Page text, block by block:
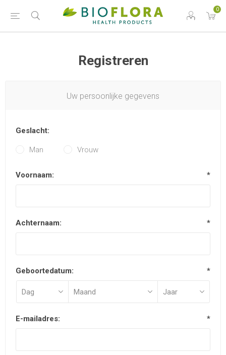
0
Registreren
Uw persoonlijke gegevens
Geslacht:
Man Vrouw
Voornaam: *
Achternaam: *
Geboortedatum: *
E-mailadres: *